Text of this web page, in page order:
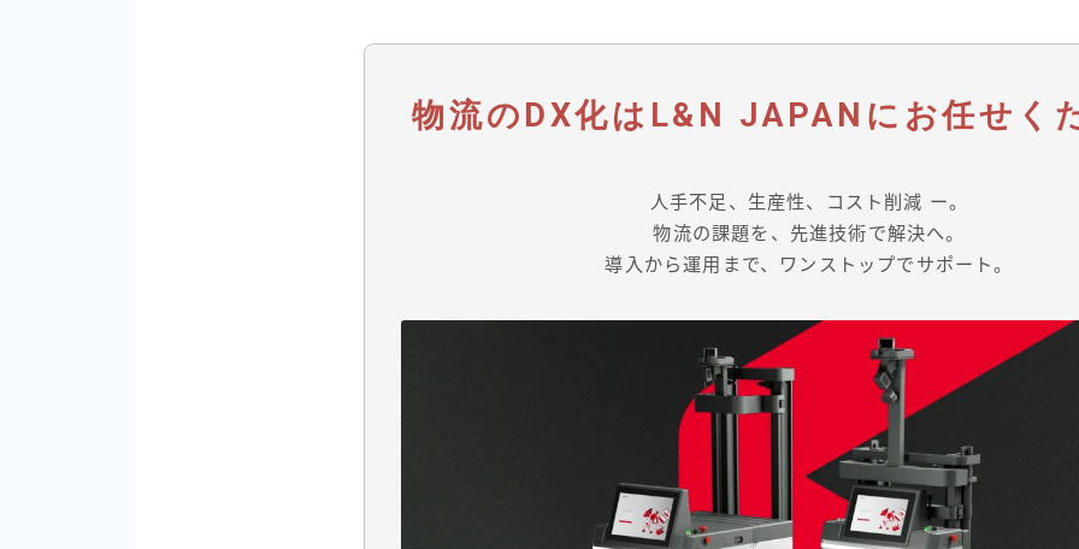
物流のDX化は L&N JAPAN にお任せく
人手不足、生産性、コスト削減 ー。
物流の課題を、先進技術で解決へ。
導入から運用まで、ワンストップでサポート。